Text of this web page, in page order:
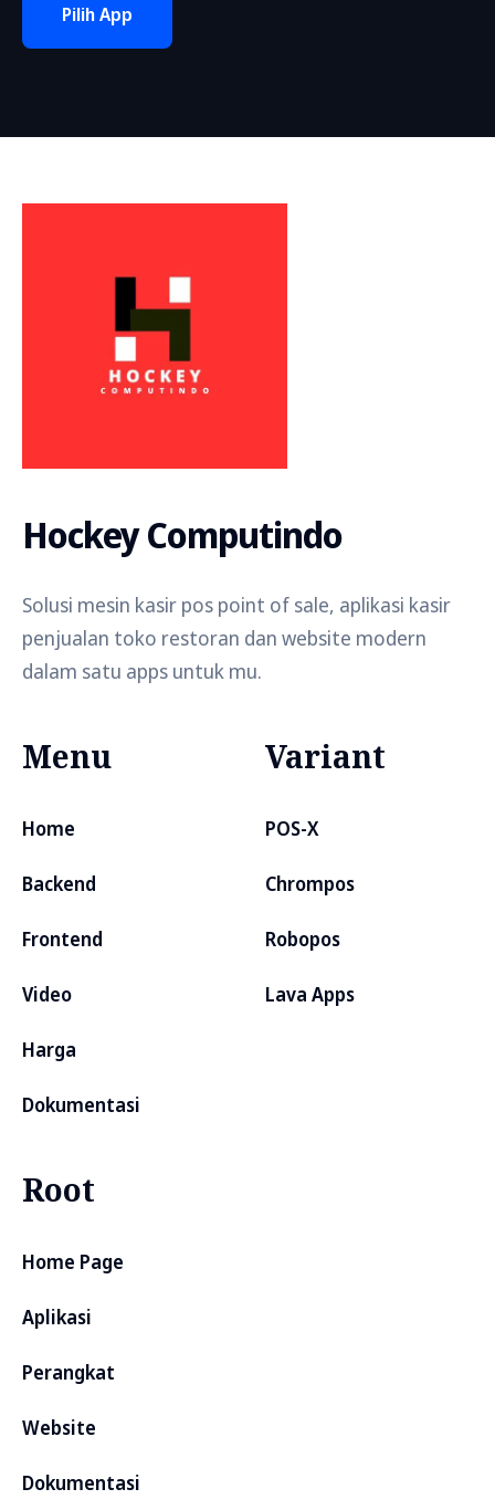
Pilih App
Hockey Computindo
Solusi mesin kasir pos point of sale, aplikasi kasir
penjualan toko restoran dan website modern
dalam satu apps untuk mu.
Menu
Home
Backend
Frontend
Video
Harga
Dokumentasi
Variant
POS-X
Chrompos
Robopos
Lava Apps
Root
Home Page
Aplikasi
Perangkat
Website
Dokumentasi